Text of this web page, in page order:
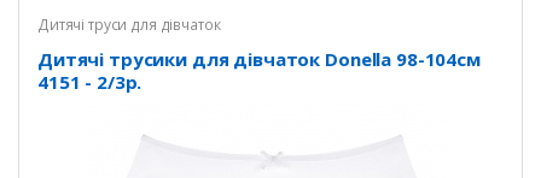
Дитячі труси для дівчаток
Дитячі трусики для дівчаток Donella 98-104см
4151 - 2/3р.